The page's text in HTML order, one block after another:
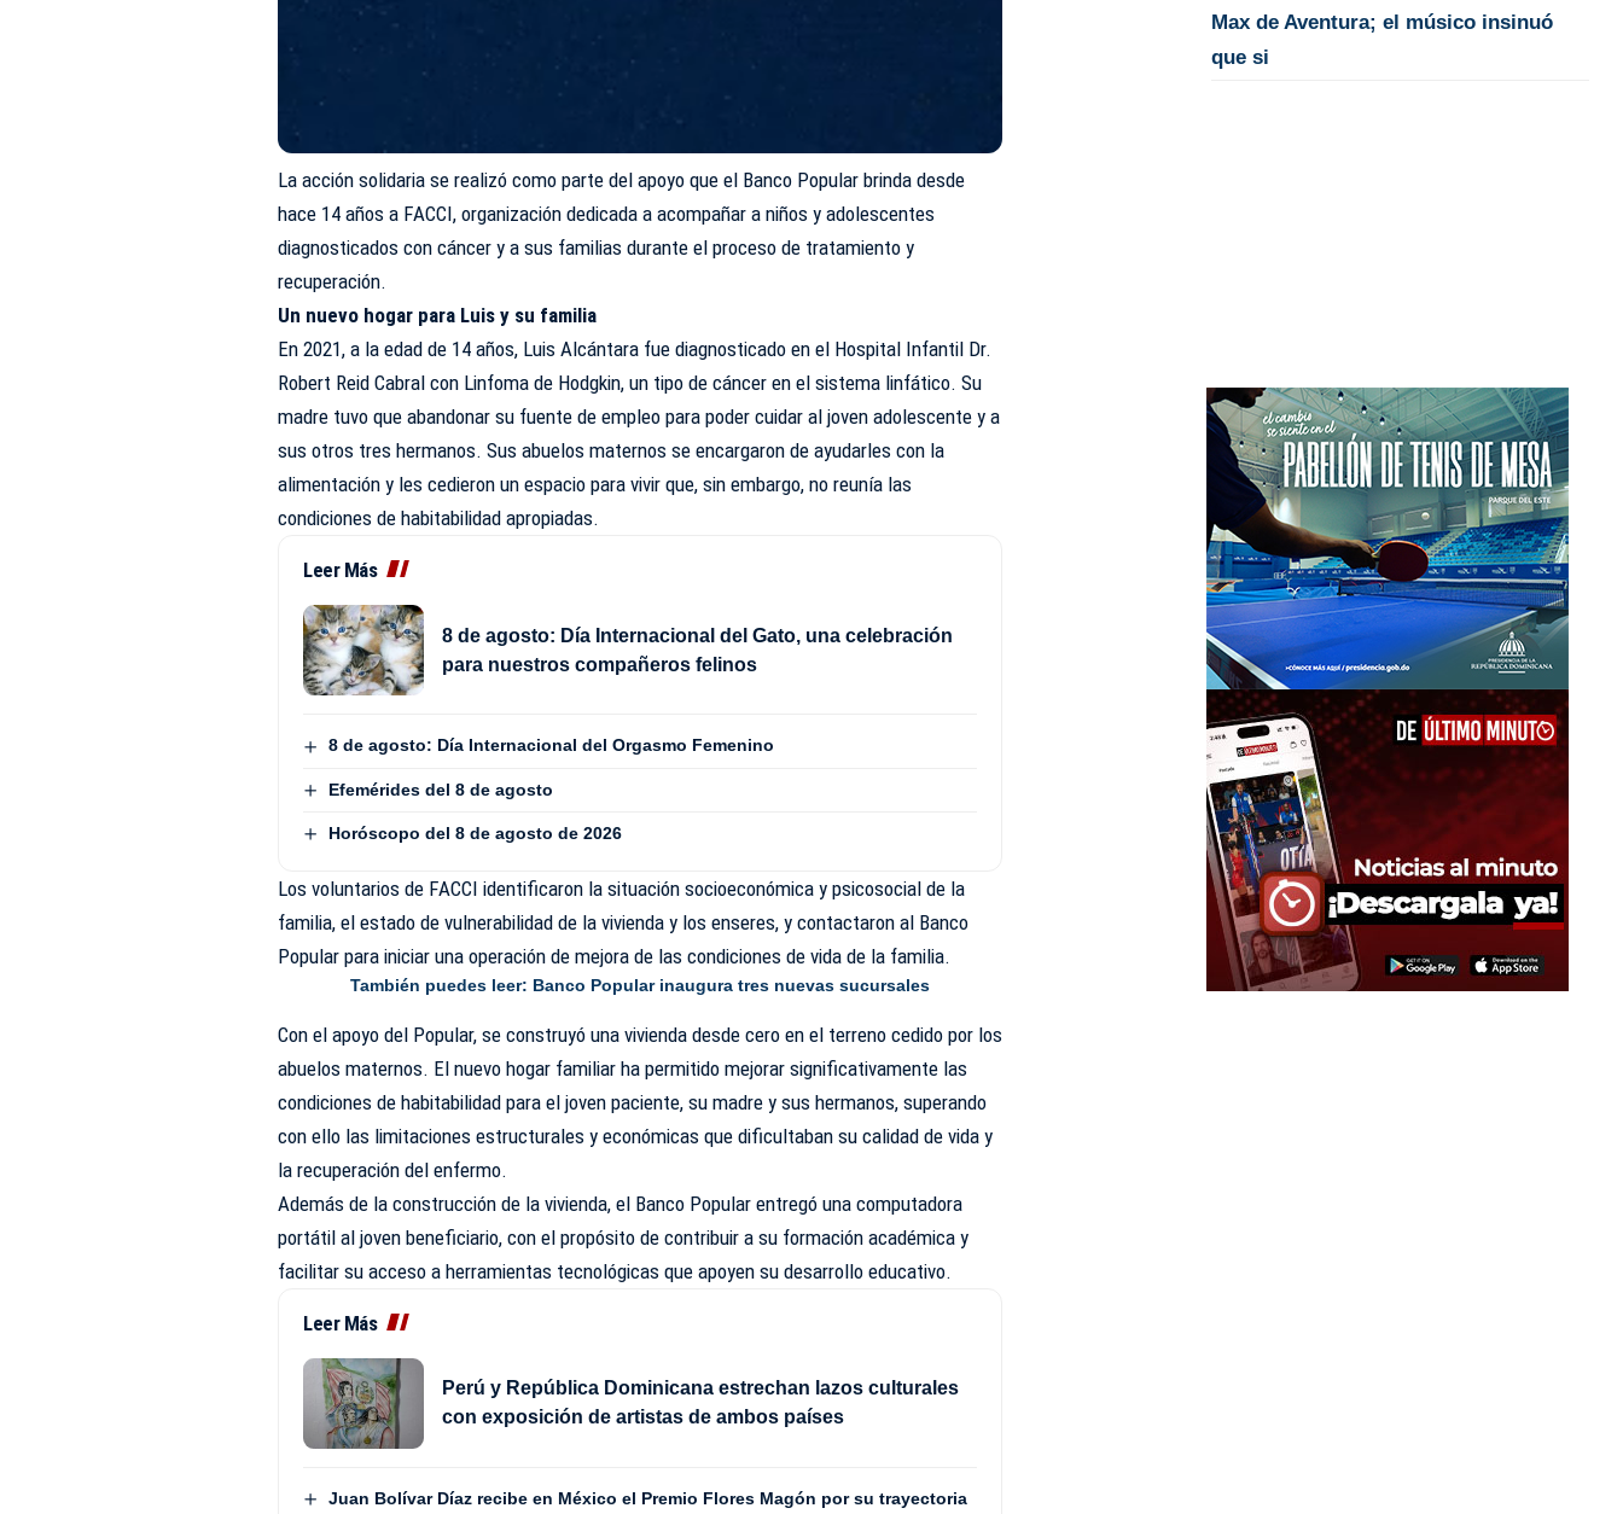
La acción solidaria se realizó como parte del apoyo que el Banco Popular brinda desde
hace 14 años a FACCI, organización dedicada a acompañar a niños y adolescentes
diagnosticados con cáncer y a sus familias durante el proceso de tratamiento y
recuperación.
Un nuevo hogar para Luis y su familia
En 2021, a la edad de 14 años, Luis Alcántara fue diagnosticado en el Hospital Infantil Dr.
Robert Reid Cabral con Linfoma de Hodgkin, un tipo de cáncer en el sistema linfático. Su
madre tuvo que abandonar su fuente de empleo para poder cuidar al joven adolescente y a
sus otros tres hermanos. Sus abuelos maternos se encargaron de ayudarles con la
alimentación y les cedieron un espacio para vivir que, sin embargo, no reunía las
condiciones de habitabilidad apropiadas.
Leer Más
8 de agosto: Día Internacional del Gato, una celebración
para nuestros compañeros felinos
8 de agosto: Día Internacional del Orgasmo Femenino
Efemérides del 8 de agosto
Horóscopo del 8 de agosto de 2026
Los voluntarios de FACCI identificaron la situación socioeconómica y psicosocial de la
familia, el estado de vulnerabilidad de la vivienda y los enseres, y contactaron al Banco
Popular para iniciar una operación de mejora de las condiciones de vida de la familia.
También puedes leer: Banco Popular inaugura tres nuevas sucursales
Con el apoyo del Popular, se construyó una vivienda desde cero en el terreno cedido por los
abuelos maternos. El nuevo hogar familiar ha permitido mejorar significativamente las
condiciones de habitabilidad para el joven paciente, su madre y sus hermanos, superando
con ello las limitaciones estructurales y económicas que dificultaban su calidad de vida y
la recuperación del enfermo.
Además de la construcción de la vivienda, el Banco Popular entregó una computadora
portátil al joven beneficiario, con el propósito de contribuir a su formación académica y
facilitar su acceso a herramientas tecnológicas que apoyen su desarrollo educativo.
Leer Más
Perú y República Dominicana estrechan lazos culturales
con exposición de artistas de ambos países
Juan Bolívar Díaz recibe en México el Premio Flores Magón por su trayectoria
Max de Aventura; el músico insinuó
que si